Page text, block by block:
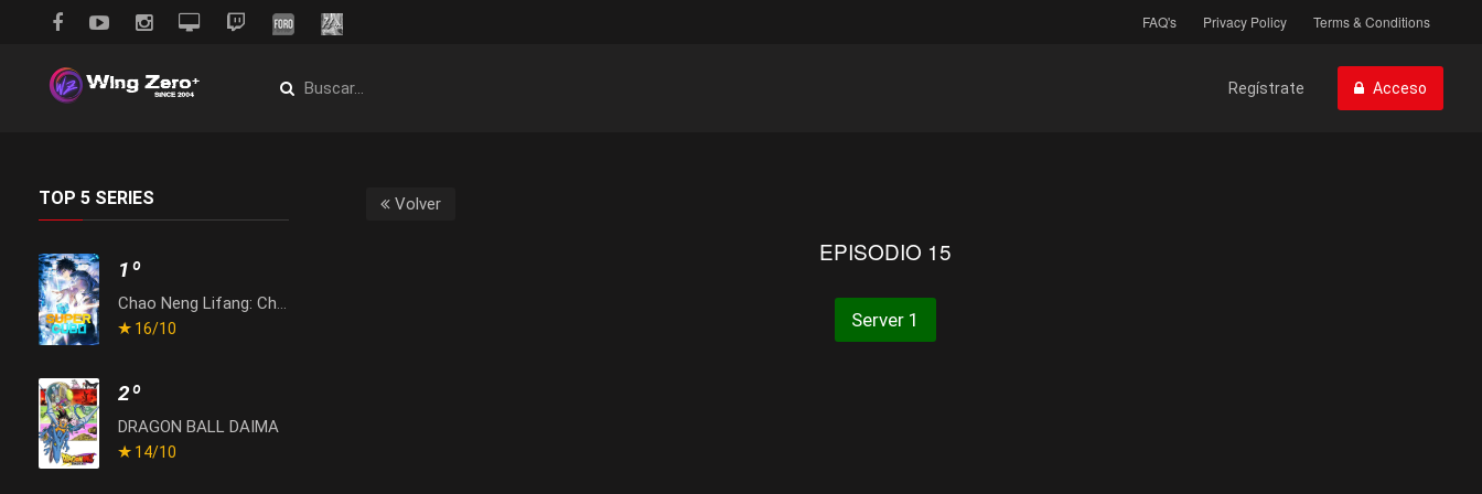
FAQ's Privacy Policy Terms & Conditions
Regístrate Acceso
TOP 5 SERIES
1º
Chao Neng Lifang: Chaofan Pian
16/10
2º
DRAGON BALL DAIMA
14/10
Volver
EPISODIO 15
Server 1